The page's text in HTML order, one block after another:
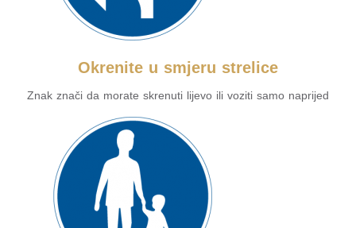
Okrenite u smjeru strelice
Znak znači da morate skrenuti lijevo ili voziti samo naprijed